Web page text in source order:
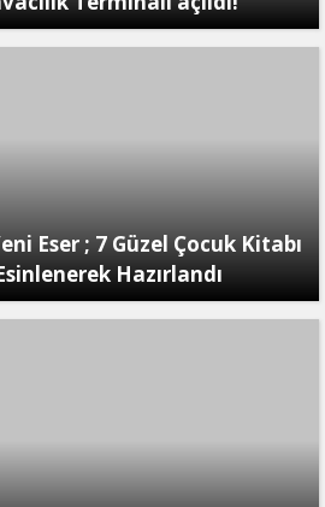
Eser ; 7 Güzel Çocuk Kitabı
Hazırlandı